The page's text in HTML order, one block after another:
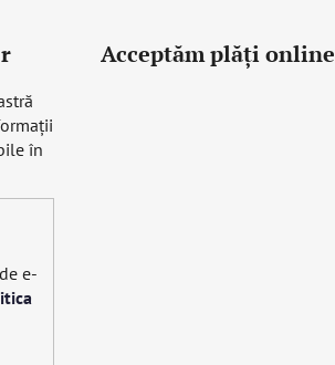
în
e-
Acceptăm plăţi online